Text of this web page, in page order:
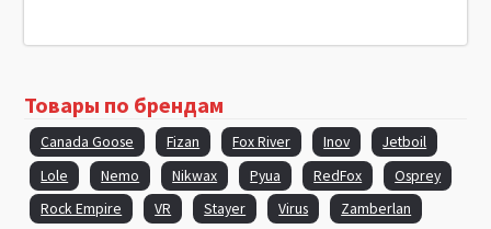
Товары по брендам
Canada Goose Fizan Fox River Inov
Jetboil
Lole
Nemo Nikwax Pyua RedFox
Osprey
Rock Empire
VR Stayer Virus Zamberlan